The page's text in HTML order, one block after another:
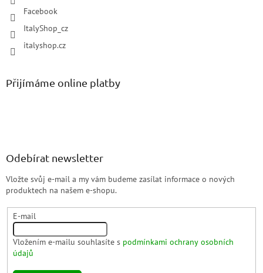
Facebook
ItalyShop_cz
italyshop.cz
Přijímáme online platby
Odebírat newsletter
Vložte svůj e-mail a my vám budeme zasílat informace o nových
produktech na našem e-shopu.
E-mail
Vložením e-mailu souhlasíte s podmínkami ochrany osobních
údajů